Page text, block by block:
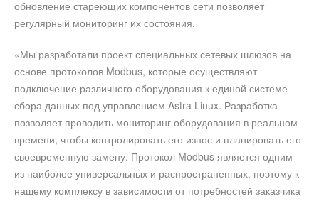
обновление стареющих компонентов сети позволяет
регулярный мониторинг их состояния.
«Мы разработали проект специальных сетевых шлюзов на
основе протоколов Modbus, которые осуществляют
подключение различного оборудования к единой системе
сбора данных под управлением Astra Linux. Разработка
позволяет проводить мониторинг оборудования в реальном
времени, чтобы контролировать его износ и планировать его
своевременную замену. Протокол Modbus является одним
из наиболее универсальных и распространенных, поэтому к
нашему комплексу в зависимости от потребностей заказчика